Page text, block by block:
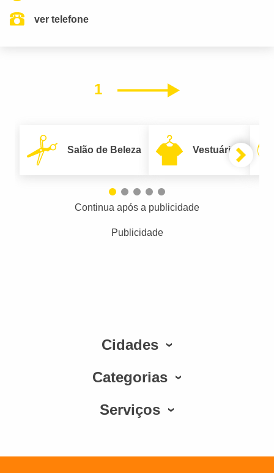
ver telefone
1 Próximo
Salão de Beleza Vestuário
Continua após a publicidade
Publicidade
Cidades
Categorias
Serviços